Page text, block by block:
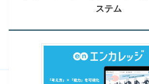
ステム